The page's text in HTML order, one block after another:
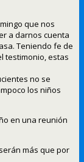
que nos
a darnos cuenta
Teniendo fe de
testimonio, estas
no se
los niños
en una reunión
más que por